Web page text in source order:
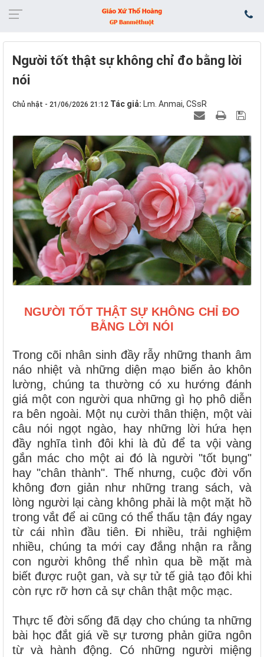
Người tốt thật sự không chỉ đo bằng lời
nói
Chủ nhật - 21/06/2026 21:12 Tác giả: Lm. Anmai, CSsR
NGƯỜI TỐT THẬT SỰ KHÔNG CHỈ ĐO
BẰNG LỜI NÓI
Trong cõi nhân sinh đầy rẫy những thanh âm
náo nhiệt và những diện mạo biến ảo khôn
lường, chúng ta thường có xu hướng đánh
giá một con người qua những gì họ phô diễn
ra bên ngoài. Một nụ cười thân thiện, một vài
câu nói ngọt ngào, hay những lời hứa hẹn
đầy nghĩa tình đôi khi là đủ để ta vội vàng
gắn mác cho một ai đó là người "tốt bụng"
hay "chân thành". Thế nhưng, cuộc đời vốn
không đơn giản như những trang sách, và
lòng người lại càng không phải là một mặt hồ
trong vắt để ai cũng có thể thấu tận đáy ngay
từ cái nhìn đầu tiên. Đi nhiều, trải nghiệm
nhiều, chúng ta mới cay đắng nhận ra rằng
con người không thể nhìn qua bề mặt mà
biết được ruột gan, và sự tử tế giả tạo đôi khi
còn rực rỡ hơn cả sự chân thật mộc mạc.
Thực tế đời sống đã dạy cho chúng ta những
bài học đắt giá về sự tương phản giữa ngôn
từ và hành động. Có những người miệng